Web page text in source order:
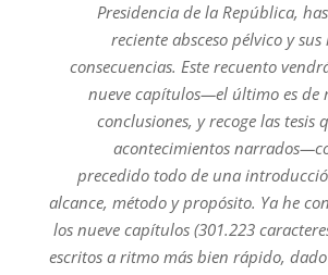
Presidencia de la República,
reciente absceso pélvico y
consecuencias. Este recuento
nueve capítulos—el último es de
conclusiones, y recoge las tesis
acontecimientos
precedido todo de una
alcance, método y propósito. Ya he
los nueve capítulos (301.223
escritos a ritmo más bien rápido,